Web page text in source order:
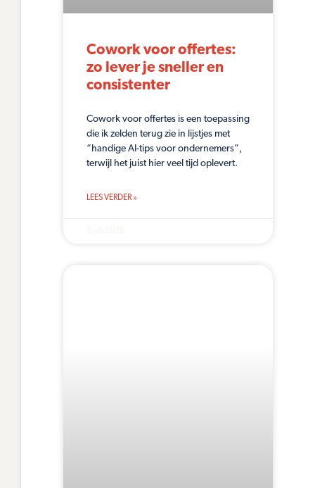
Cowork voor offertes:
zo lever je sneller en
consistenter
Cowork voor offertes is een toepassing
die ik zelden terug zie in lijstjes met
“handige AI-tips voor ondernemers”,
terwijl het juist hier veel tijd oplevert.
LEES VERDER »